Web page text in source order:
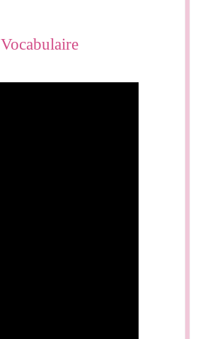
Vocabulaire